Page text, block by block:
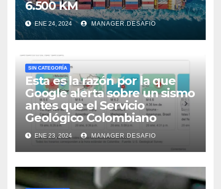
6.500 KM
ENE 24, 2024 MANAGER.DESAFIO
SIN CATEGORÍA
Esta es la razón por la que
Google alerta sobre un sismo
antes que el Servicio
Geológico Colombiano
ENE 23, 2024 MANAGER.DESAFIO